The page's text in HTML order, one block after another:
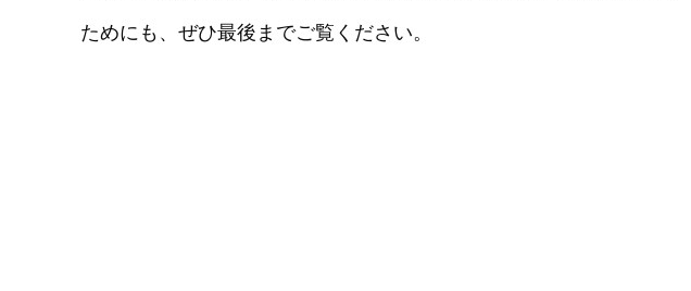
ためにも、ぜひ最後までご覧ください。